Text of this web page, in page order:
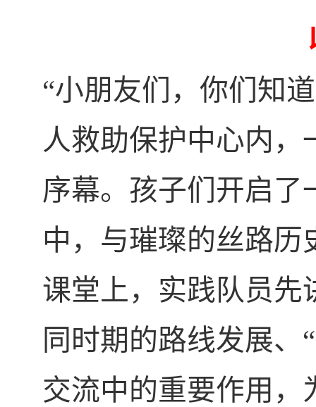
“小朋友们，你们知
人救助保护中心内，
序幕。孩子们开启了
中，与璀璨的丝路历
课堂上，实践队员先
同时期的路线发展
交流中的重要作用，